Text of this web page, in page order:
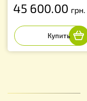
45 600.00 грн.